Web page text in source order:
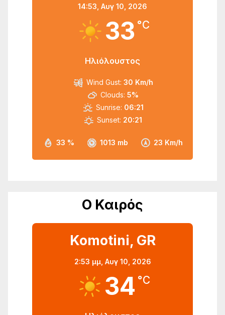
14:53, Αυγ 10, 2026
33 °C
Ηλιόλουστος
33 % 1013 mb 23 Km/h
Wind Gust: 30 Km/h
Clouds: 5%
Sunrise: 06:21
Sunset: 20:21
Ο Καιρός
Komotini, GR
2:53 μμ, Αυγ 10, 2026
34 °C